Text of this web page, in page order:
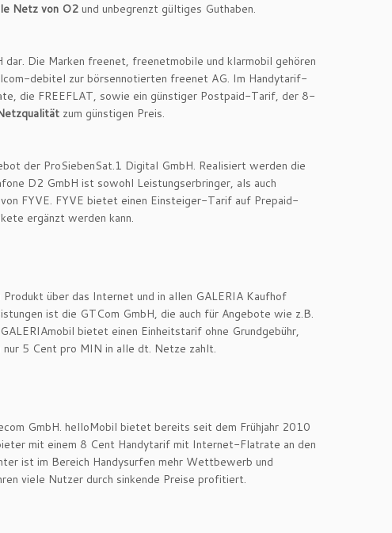
Netz von O2 und unbegrenzt gültiges Guthaben.
Die Marken freenet, freenetmobile und klarmobil gehören
debitel zur börsennotierten freenet AG. Im Handytarif-
die FREEFLAT, sowie ein günstiger Postpaid-Tarif, der 8-
zum günstigen Preis.
der ProSiebenSat.1 Digital GmbH. Realisiert werden die
D2 GmbH ist sowohl Leistungserbringer, als auch
FYVE. FYVE bietet einen Einsteiger-Tarif auf Prepaid-
ergänzt werden kann.
über das Internet und in allen GALERIA Kaufhof
ist die GTCom GmbH, die auch für Angebote wie z.B.
bietet einen Einheitstarif ohne Grundgebühr,
nur 5 Cent pro MIN in alle dt. Netze zahlt.
GmbH. helloMobil bietet bereits seit dem Frühjahr 2010
mit einem 8 Cent Handytarif mit Internet-Flatrate an den
ist im Bereich Handysurfen mehr Wettbewerb und
viele Nutzer durch sinkende Preise profitiert.